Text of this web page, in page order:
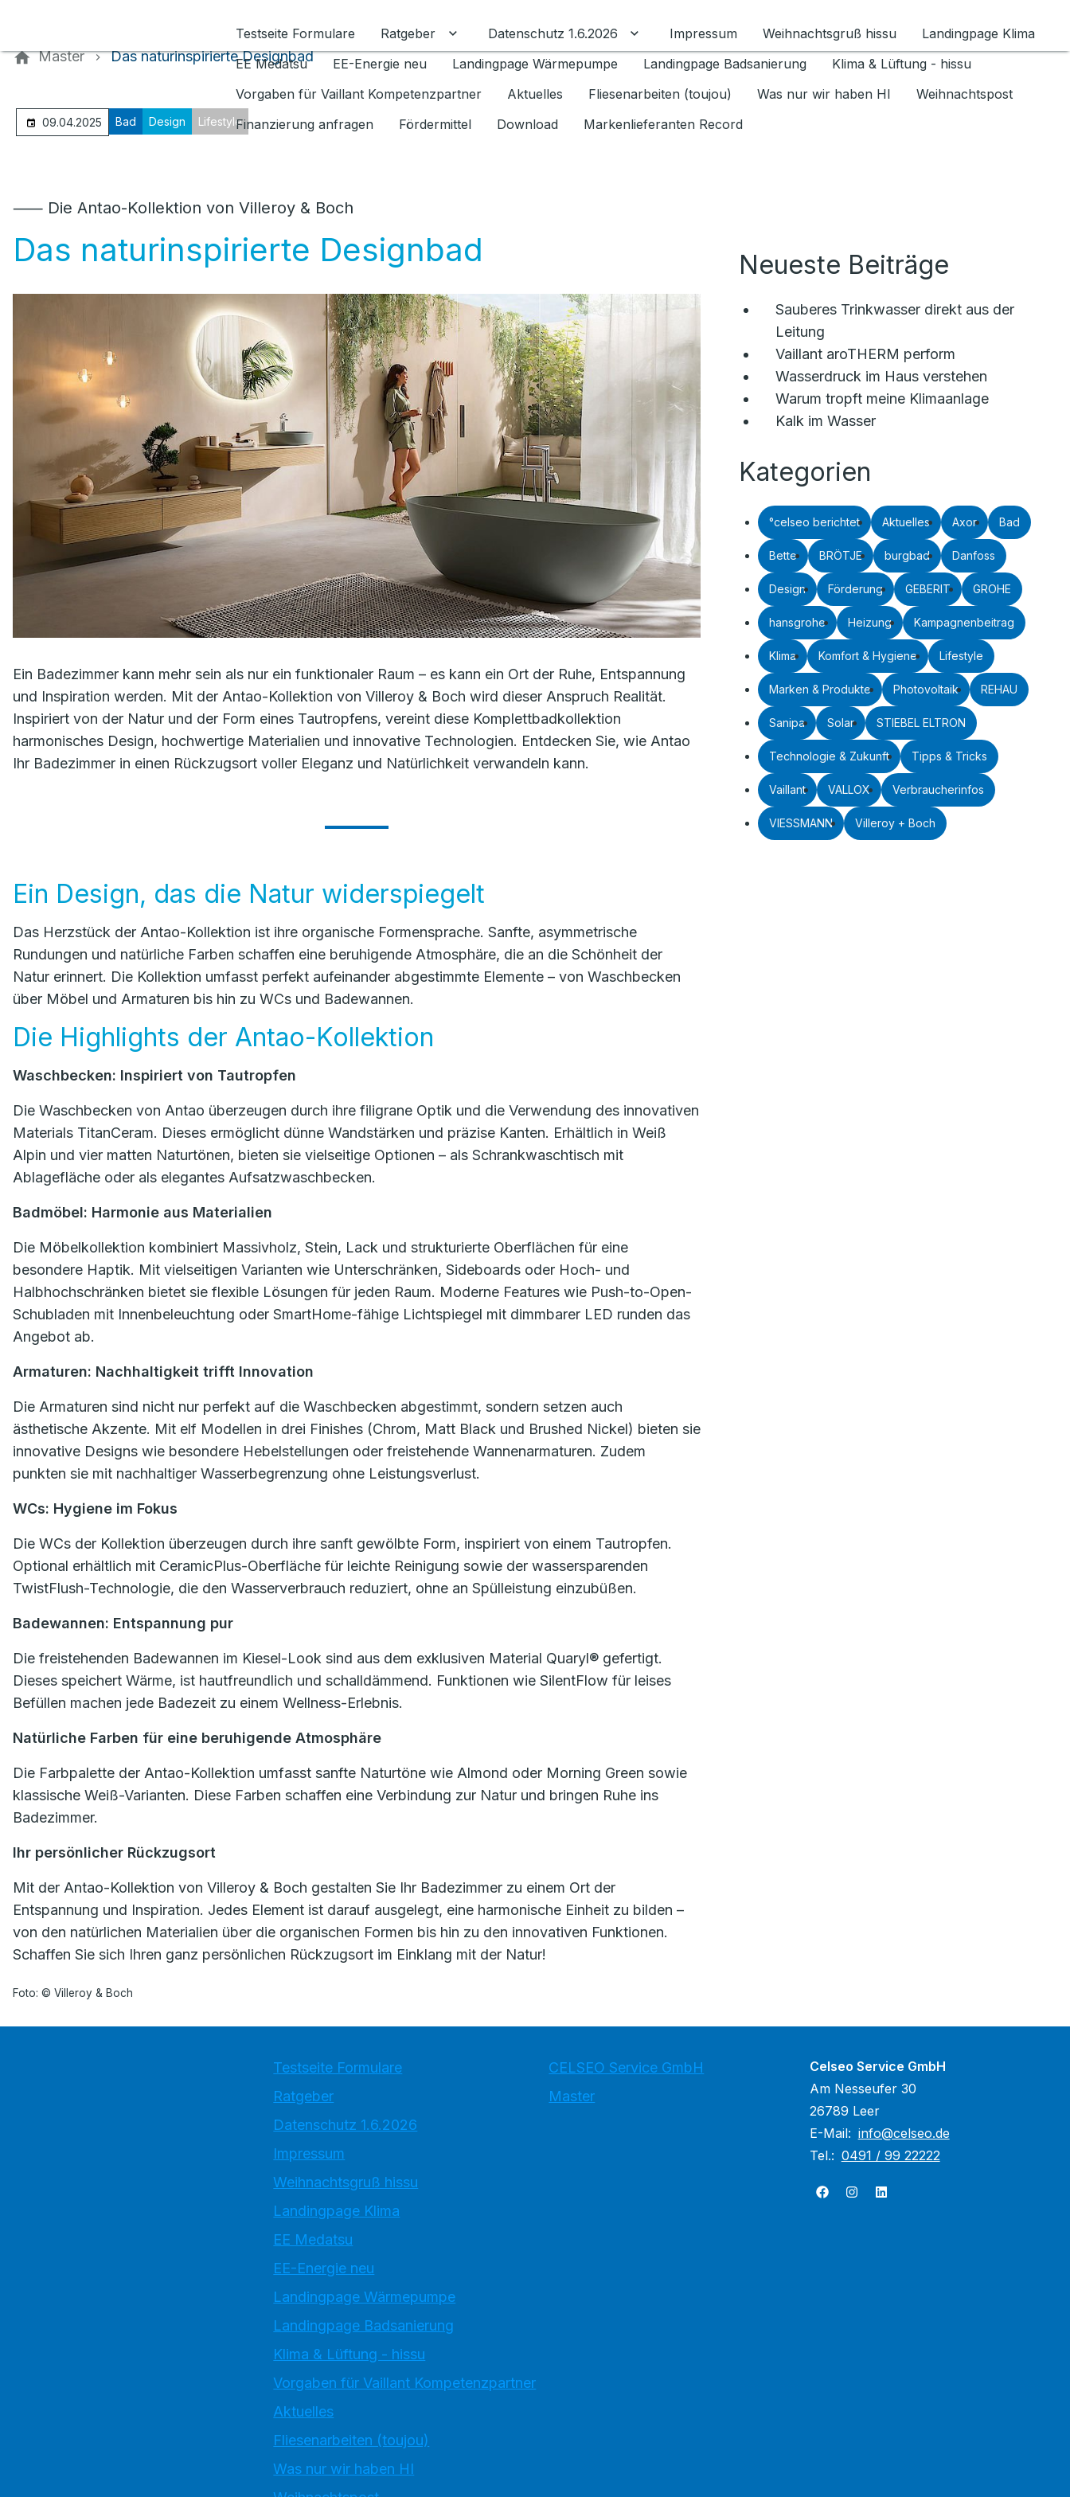
Testseite Formulare
Ratgeber Untermenü für Ratgeber umschalten
Datenschutz 1.6.2026 Untermenü für Datenschutz 1.6.2026 umschalten
Impressum Weihnachtsgruß hissu
Landingpage Klima
EE Medatsu
EE-Energie neu Landingpage Wärmepumpe Landingpage Badsanierung
Klima & Lüftung - hissu
Vorgaben für Vaillant Kompetenzpartner
Aktuelles Fliesenarbeiten (toujou) Was nur wir haben HI
Weihnachtspost
Finanzierung anfragen
Fördermittel Download Markenlieferanten Record
Master Das naturinspirierte Designbad
09.04.2025 Bad Design Lifestyle
⸺ Die Antao-Kollektion von Villeroy & Boch
Das naturinspirierte Designbad
Ein Badezimmer kann mehr sein als nur ein funktionaler Raum – es kann ein Ort der Ruhe, Entspannung
und Inspiration werden. Mit der Antao-Kollektion von Villeroy & Boch wird dieser Anspruch Realität.
Inspiriert von der Natur und der Form eines Tautropfens, vereint diese Komplettbadkollektion
harmonisches Design, hochwertige Materialien und innovative Technologien. Entdecken Sie, wie Antao
Ihr Badezimmer in einen Rückzugsort voller Eleganz und Natürlichkeit verwandeln kann.
Ein Design, das die Natur widerspiegelt
Das Herzstück der Antao-Kollektion ist ihre organische Formensprache. Sanfte, asymmetrische
Rundungen und natürliche Farben schaffen eine beruhigende Atmosphäre, die an die Schönheit der
Natur erinnert. Die Kollektion umfasst perfekt aufeinander abgestimmte Elemente – von Waschbecken
über Möbel und Armaturen bis hin zu WCs und Badewannen.
Die Highlights der Antao-Kollektion
Waschbecken: Inspiriert von Tautropfen
Die Waschbecken von Antao überzeugen durch ihre filigrane Optik und die Verwendung des innovativen
Materials TitanCeram. Dieses ermöglicht dünne Wandstärken und präzise Kanten. Erhältlich in Weiß
Alpin und vier matten Naturtönen, bieten sie vielseitige Optionen – als Schrankwaschtisch mit
Ablagefläche oder als elegantes Aufsatzwaschbecken.
Badmöbel: Harmonie aus Materialien
Die Möbelkollektion kombiniert Massivholz, Stein, Lack und strukturierte Oberflächen für eine
besondere Haptik. Mit vielseitigen Varianten wie Unterschränken, Sideboards oder Hoch- und
Halbhochschränken bietet sie flexible Lösungen für jeden Raum. Moderne Features wie Push-to-Open-
Schubladen mit Innenbeleuchtung oder SmartHome-fähige Lichtspiegel mit dimmbarer LED runden das
Angebot ab.
Armaturen: Nachhaltigkeit trifft Innovation
Die Armaturen sind nicht nur perfekt auf die Waschbecken abgestimmt, sondern setzen auch
ästhetische Akzente. Mit elf Modellen in drei Finishes (Chrom, Matt Black und Brushed Nickel) bieten sie
innovative Designs wie besondere Hebelstellungen oder freistehende Wannenarmaturen. Zudem
punkten sie mit nachhaltiger Wasserbegrenzung ohne Leistungsverlust.
WCs: Hygiene im Fokus
Die WCs der Kollektion überzeugen durch ihre sanft gewölbte Form, inspiriert von einem Tautropfen.
Optional erhältlich mit CeramicPlus-Oberfläche für leichte Reinigung sowie der wassersparenden
TwistFlush-Technologie, die den Wasserverbrauch reduziert, ohne an Spülleistung einzubüßen.
Badewannen: Entspannung pur
Die freistehenden Badewannen im Kiesel-Look sind aus dem exklusiven Material Quaryl® gefertigt.
Dieses speichert Wärme, ist hautfreundlich und schalldämmend. Funktionen wie SilentFlow für leises
Befüllen machen jede Badezeit zu einem Wellness-Erlebnis.
Natürliche Farben für eine beruhigende Atmosphäre
Die Farbpalette der Antao-Kollektion umfasst sanfte Naturtöne wie Almond oder Morning Green sowie
klassische Weiß-Varianten. Diese Farben schaffen eine Verbindung zur Natur und bringen Ruhe ins
Badezimmer.
Ihr persönlicher Rückzugsort
Mit der Antao-Kollektion von Villeroy & Boch gestalten Sie Ihr Badezimmer zu einem Ort der
Entspannung und Inspiration. Jedes Element ist darauf ausgelegt, eine harmonische Einheit zu bilden –
von den natürlichen Materialien über die organischen Formen bis hin zu den innovativen Funktionen.
Schaffen Sie sich Ihren ganz persönlichen Rückzugsort im Einklang mit der Natur!
Foto: © Villeroy & Boch
Neueste Beiträge
Sauberes Trinkwasser direkt aus der
Leitung
Vaillant aroTHERM perform
Wasserdruck im Haus verstehen
Warum tropft meine Klimaanlage
Kalk im Wasser
Kategorien
°celseo berichtet Aktuelles Axor Bad
Bette BRÖTJE burgbad Danfoss
Design Förderung GEBERIT GROHE
hansgrohe Heizung Kampagnenbeitrag
Klima Komfort & Hygiene Lifestyle
Marken & Produkte Photovoltaik REHAU
Sanipa Solar STIEBEL ELTRON
Technologie & Zukunft Tipps & Tricks
Vaillant VALLOX Verbraucherinfos
VIESSMANN Villeroy + Boch
Testseite Formulare
Ratgeber
Datenschutz 1.6.2026
Impressum
Weihnachtsgruß hissu
Landingpage Klima
EE Medatsu
EE-Energie neu
Landingpage Wärmepumpe
Landingpage Badsanierung
Klima & Lüftung - hissu
Vorgaben für Vaillant Kompetenzpartner
Aktuelles
Fliesenarbeiten (toujou)
Was nur wir haben HI
CELSEO Service GmbH
Master
Celseo Service GmbH
Am Nesseufer 30
26789 Leer
E-Mail: info@celseo.de
Tel.: 0491 / 99 22222